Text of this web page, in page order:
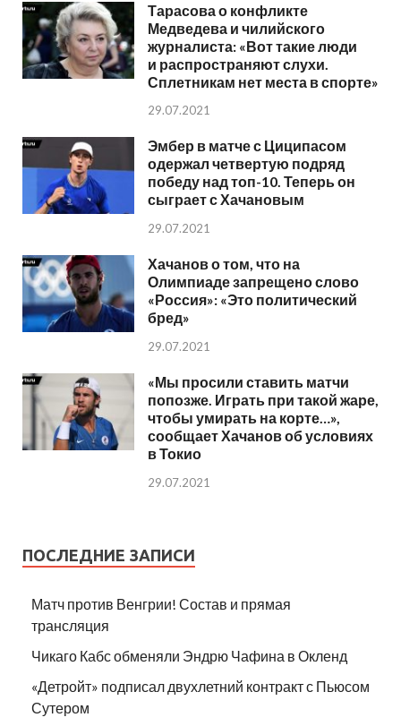
Тарасова о конфликте
Медведева и чилийского
журналиста: «Вот такие люди
и распространяют слухи.
Сплетникам нет места в спорте»
29.07.2021
Эмбер в матче с Циципасом
одержал четвертую подряд
победу над топ-10. Теперь он
сыграет с Хачановым
29.07.2021
Хачанов о том, что на
Олимпиаде запрещено слово
«Россия»: «Это политический
бред»
29.07.2021
«Мы просили ставить матчи
попозже. Играть при такой жаре,
чтобы умирать на корте…»,
сообщает Хачанов об условиях
в Токио
29.07.2021
ПОСЛЕДНИЕ ЗАПИСИ
Матч против Венгрии! Состав и прямая
трансляция
Чикаго Кабс обменяли Эндрю Чафина в Окленд
«Детройт» подписал двухлетний контракт с Пьюсом
Сутером